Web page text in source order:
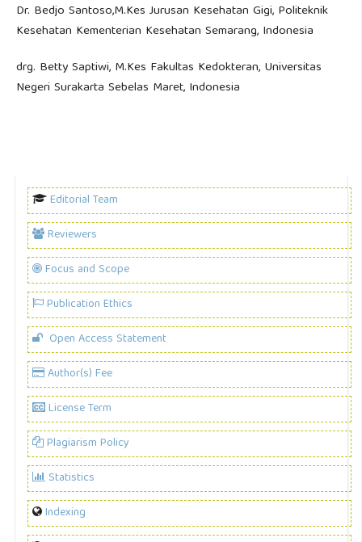
Dr. Bedjo Santoso,M.Kes Jurusan Kesehatan Gigi, Politeknik
Kesehatan Kementerian Kesehatan Semarang, Indonesia
drg. Betty Saptiwi, M.Kes Fakultas Kedokteran, Universitas
Negeri Surakarta Sebelas Maret, Indonesia
Editorial Team
Reviewers
Focus and Scope
Publication Ethics
Open Access Statement
Author(s) Fee
License Term
Plagiarism Policy
Statistics
Indexing